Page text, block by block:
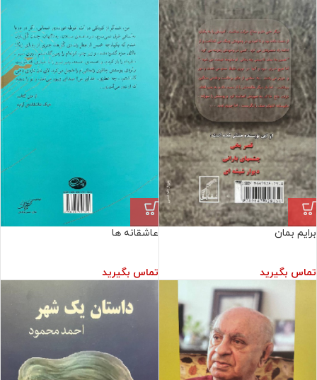
برایم بمان
تماس بگیرید
عاشقانه ها
تماس بگیرید